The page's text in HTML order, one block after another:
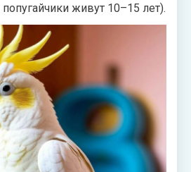
живут 10–15 лет).